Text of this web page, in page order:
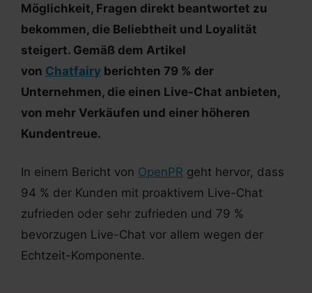
Möglichkeit, Fragen direkt beantwortet zu
bekommen, die Beliebtheit und Loyalität
steigert. Gemäß dem Artikel
von Chatfairy berichten 79 % der
Unternehmen, die einen Live-Chat anbieten,
von mehr Verkäufen und einer höheren
Kundentreue.
In einem Bericht von OpenPR geht hervor, dass
94 % der Kunden mit proaktivem Live-Chat
zufrieden oder sehr zufrieden und 79 %
bevorzugen Live-Chat vor allem wegen der
Echtzeit-Komponente.